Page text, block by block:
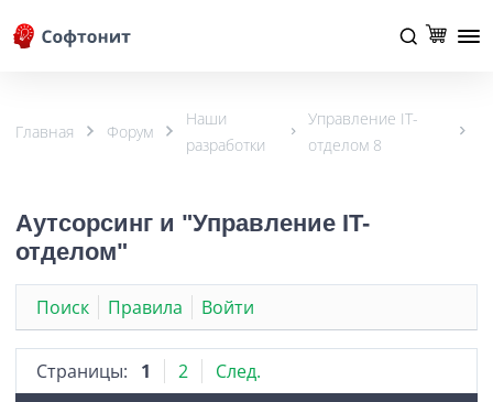
Главная Форум
Наши
разработки
Управление IT-
отделом 8
Аутсорсинг и "Управление IT-
отделом"
Поиск Правила Войти
Страницы: 1 2
След.